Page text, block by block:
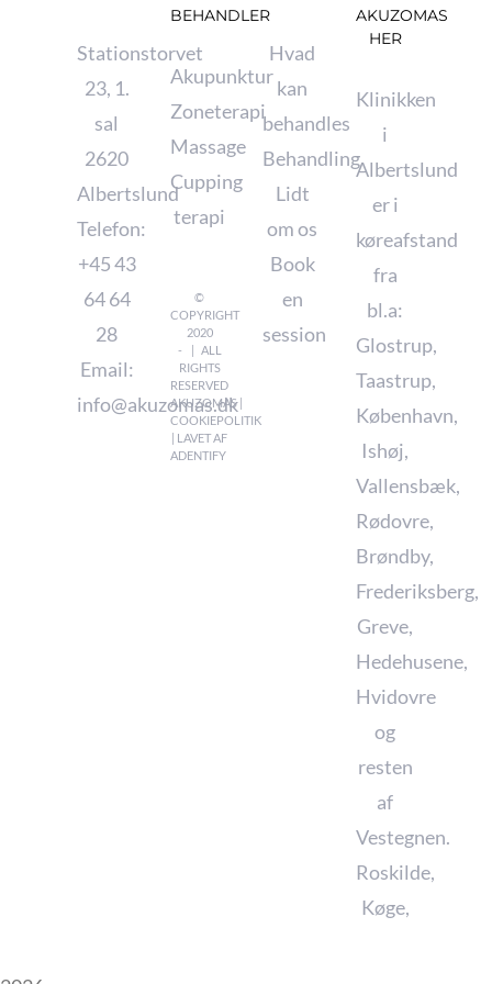
Stationstorvet
23, 1.
sal
2620
Albertslund
Telefon:
+45 43
64 64
28
Email:
info@akuzomas.dk
BEHANDLER
Akupunktur
Zoneterapi
Massage
Cupping
terapi
©
COPYRIGHT
2020
- | ALL
RIGHTS
RESERVED
AKUZOMAS |
COOKIEPOLITIK
| LAVET AF
ADENTIFY
Hvad
kan
behandles
Behandling
Lidt
om os
Book
en
session
AKUZOMAS
HER
Klinikken
i
Albertslund
er i
køreafstand
fra
bl.a:
Glostrup,
Taastrup,
København,
Ishøj,
Vallensbæk,
Rødovre,
Brøndby,
Frederiksberg,
Greve,
Hedehusene,
Hvidovre
og
resten
af
Vestegnen.
Roskilde,
Køge,